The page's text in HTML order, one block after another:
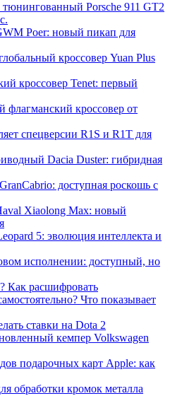
Porsche 911 GT2
Poer: новый пикап для
кроссовер Yuan Plus
кроссовер Tenet: первый
флагманский кроссовер от
спецверсии R1S и R1T для
Dacia Duster: гибридная
доступная роскошь с
Xiaolong Max: новый
5: эволюция интеллекта и
исполнении: доступный, но
Как расшифровать
Что показывает
ставки на Dota 2
кемпер Volkswagen
подарочных карт Apple: как
обработки кромок металла